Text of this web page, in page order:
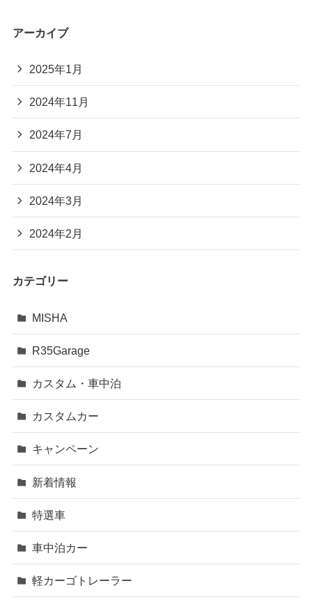
アーカイブ
2025年1月
2024年11月
2024年7月
2024年4月
2024年3月
2024年2月
カテゴリー
MISHA
R35Garage
カスタム・車中泊
カスタムカー
キャンペーン
新着情報
特選車
車中泊カー
軽カーゴトレーラー